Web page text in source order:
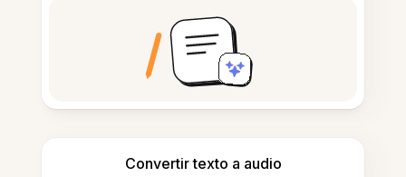
Convertir texto a audio